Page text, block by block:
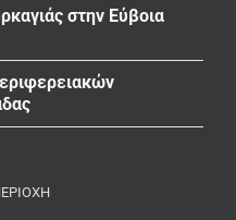
στην Εύβοια